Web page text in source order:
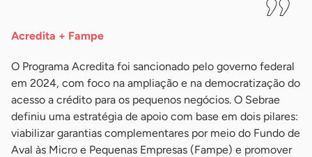
Acredita + Fampe
O Programa Acredita foi sancionado pelo governo federal
em 2024, com foco na ampliação e na democratização do
acesso a crédito para os pequenos negócios. O Sebrae
definiu uma estratégia de apoio com base em dois pilares:
viabilizar garantias complementares por meio do Fundo de
Aval às Micro e Pequenas Empresas (Fampe) e promover